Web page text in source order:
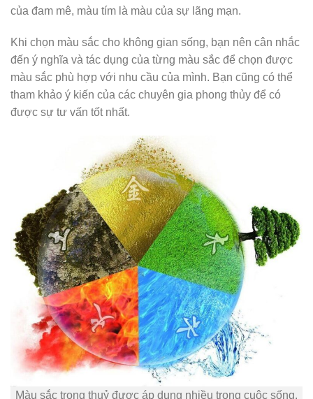
của đam mê, màu tím là màu của sự lãng mạn.
Khi chọn màu sắc cho không gian sống, bạn nên cân nhắc
đến ý nghĩa và tác dụng của từng màu sắc để chọn được
màu sắc phù hợp với nhu cầu của mình. Bạn cũng có thể
tham khảo ý kiến của các chuyên gia phong thủy để có
được sự tư vấn tốt nhất.
Màu sắc trong thuỷ được áp dụng nhiều trong cuộc sống,